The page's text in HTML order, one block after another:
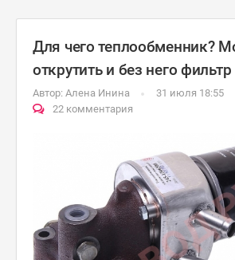
Для чего теплообменник?
открутить и без него
Автор: Алена Инина
31 июля 18:55
22 комментария